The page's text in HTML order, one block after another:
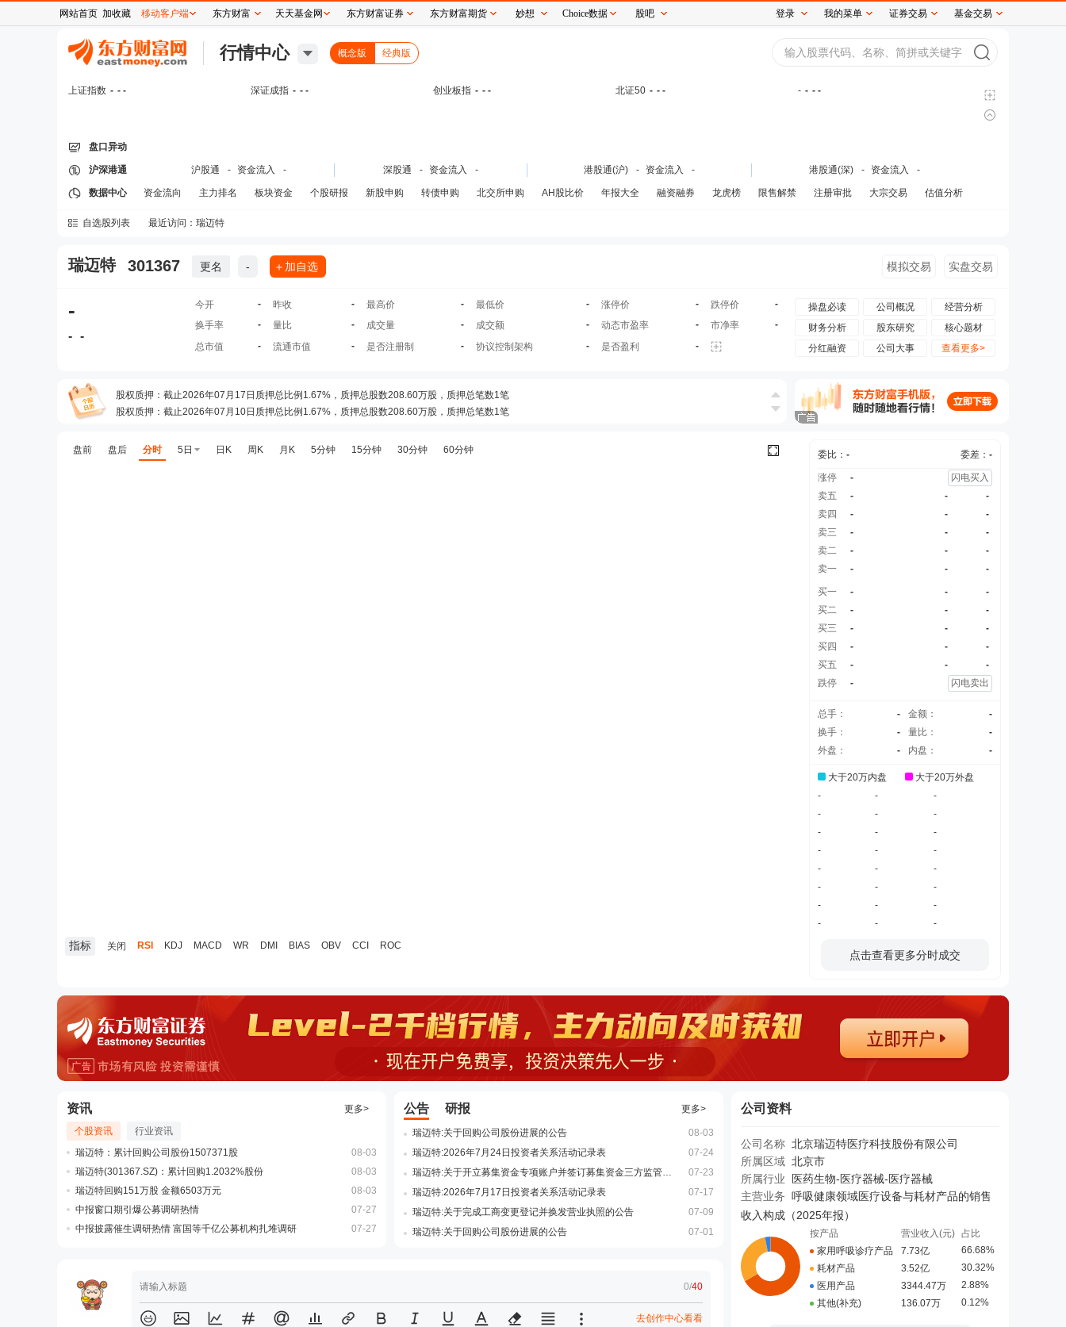
行情中心 概念版 经典版
上证指数 - - - 深证成指 - - - 创业板指 - - - 北证50 - - - - - - -
盘口异动
沪深港通 沪股通 - 资金流入 - 深股通 - 资金流入 - 港股通(沪) - 资金流入 - 港股通(深) - 资金流入 -
数据中心 资金流向 主力排名 板块资金 个股研报 新股申购 转债申购 北交所申购 AH股比价 年报大全 融资融券 龙虎榜 限售解禁 注册审批 大宗交易 估值分析
自选股列表 最近访问： 瑞迈特
瑞迈特 301367 更名 - ＋加自选 模拟交易 实盘交易
-
- -
今开 - 昨收 - 最高价 - 最低价 - 涨停价 - 跌停价
-
换手率
- 量比 - 成交量 - 成交额 - 动态市盈率 - 市净率
-
总市值
- 流通市值 - 是否注册制 - 协议控制架构 - 是否盈利 -
操盘必读 公司概况
经营分析
财务分析
股东研究
核心题材
分红融资
公司大事 查看更多>
股权质押 ： 截止2026年07月17日质押总比例1.67%，质押总股数208.60万股，质押总笔数1笔
股权质押 ： 截止2026年07月10日质押总比例1.67%，质押总股数208.60万股，质押总笔数1笔
股权质押： 截止2026年08月07日质押总比例2.59%，质押总股数325.00万股，质押总笔数1笔
：2026年08月03日发布《瑞迈特:关于回购公司股份进展的公告》
盘前 盘后 分时 5日 日K 周K 月K 5分钟 15分钟 30分钟 60分钟
指标 关闭 RSI KDJ MACD WR DMI BIAS OBV CCI ROC
委比： - 委差： -
涨停 -
闪电买入
卖五
- -
-
卖四
- -
-
卖三
- -
-
卖二
- -
-
卖一
- - -
买一 - -
-
买二
- -
-
买三
- -
-
买四
- -
-
买五
- -
-
跌停
- 闪电卖出
总手： - 金额：
-
换手：
- 量比：
-
外盘：
- 内盘： -
大于20万内盘
大于20万外盘
-
-
-
-
-
-
-
-
-
-
-
-
-
-
-
-
-
-
-
-
-
-
- -
点击查看更多分时成交
资讯
更多>
个股资讯
行业资讯
瑞迈特：累计回购公司股份1507371股
08-03
瑞迈特(301367.SZ)：累计回购1.2032%股份
08-03
瑞迈特回购151万股 金额6503万元
08-03
中报窗口期引爆公募调研热情
07-27
中报披露催生调研热情 富国等千亿公募机构扎堆调研
07-27
公告 研报 更多>
瑞迈特:关于回购公司股份进展的公告
08-03
瑞迈特:2026年7月24日投资者关系活动记录表
07-24
瑞迈特:关于开立募集资金专项账户并签订募集资金三方监管协议的公告
07-23
瑞迈特:2026年7月17日投资者关系活动记录表
07-17
瑞迈特:关于完成工商变更登记并换发营业执照的公告
07-09
瑞迈特:关于回购公司股份进展的公告
07-01
0/40
去创作中心看看
公司资料
公司名称 北京瑞迈特医疗科技股份有限公司
所属区域 北京市
所属行业
医药生物-医疗器械-医疗器械
主营业务 呼吸健康领域医疗设备与耗材产品的销售
收入构成（2025年报）
按产品 营业收入(元) 占比
家用呼吸诊疗产品
7.73亿
66.68%
耗材产品
3.52亿
30.32%
医用产品
3344.47万
2.88%
其他(补充)
136.07万 0.12%
网站首页 加收藏 移动客户端 东方财富 天天基金网 东方财富证券 东方财富期货 妙想 Choice数据 股吧 登录 我的菜单 证券交易 基金交易